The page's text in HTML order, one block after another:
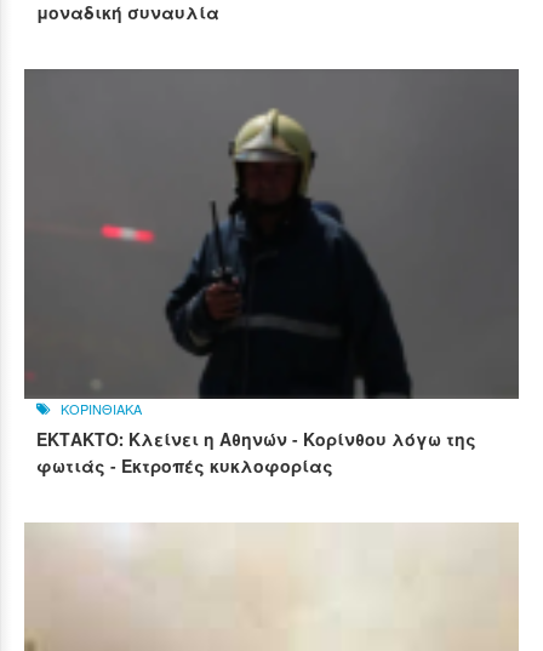
μοναδική συναυλία
ΚΟΡΙΝΘΙΑΚΑ
ΕΚΤΑΚΤΟ: Κλείνει η Αθηνών - Κορίνθου λόγω της
φωτιάς - Εκτροπές κυκλοφορίας